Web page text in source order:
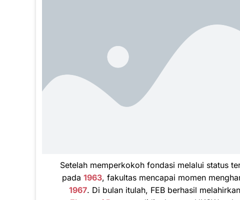
Setelah memperkokoh fondasi melalui status
pada 1963, fakultas mencapai momen
1967. Di bulan itulah, FEB berhasil melahirkan